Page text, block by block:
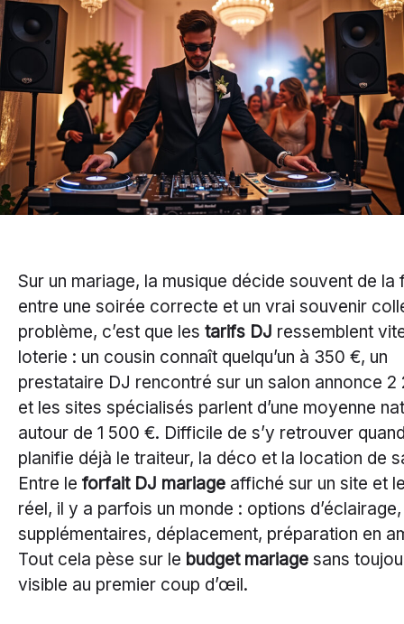
Sur un mariage, la musique décide souvent de la
entre une soirée correcte et un vrai souvenir
problème, c’est que les tarifs DJ ressemblent
loterie : un cousin connaît quelqu’un à 350 €, un
prestataire DJ rencontré sur un salon annonce 2
et les sites spécialisés parlent d’une moyenne
autour de 1 500 €. Difficile de s’y retrouver
planifie déjà le traiteur, la déco et la location de
Entre le forfait DJ mariage affiché sur un site et
réel, il y a parfois un monde : options
supplémentaires, déplacement, préparation en
Tout cela pèse sur le budget mariage sans
visible au premier coup d’œil.